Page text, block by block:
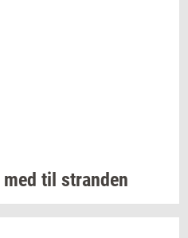
med til stran­den